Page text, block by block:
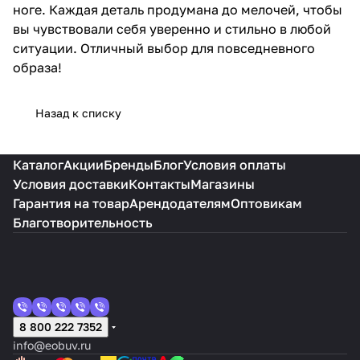
ноге. Каждая деталь продумана до мелочей, чтобы
вы чувствовали себя уверенно и стильно в любой
ситуации. Отличный выбор для повседневного
образа!
Назад к списку
КаталогАкцииБрендыБлогУсловия оплаты
Условия доставкиКонтактыМагазины
Гарантия на товарАрендодателямОптовикам
Благотворительность
8 800 222 7352
info@eobuv.ru